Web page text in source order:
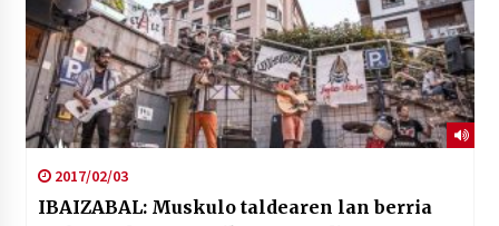
2017/02/03
IBAIZABAL: Muskulo taldearen lan berria